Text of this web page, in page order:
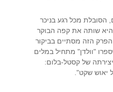
מכל רגע בניכר
שותה את קפה הבוקר
הזה מסתיים בביקור
"וולדן" מתחיל במלים
של קסטל-בלום:
יאוש שקט".